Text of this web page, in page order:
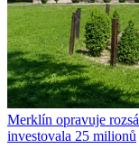
Merklín opravuje
investovala 25 milionů